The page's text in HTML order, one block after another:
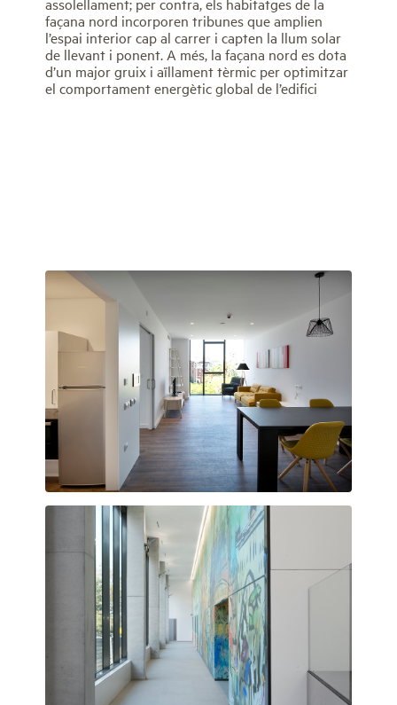
façana nord incorporen tribunes que amplien
l’espai interior cap al carrer i capten la llum solar
de llevant i ponent. A més, la façana nord es dota
d’un major gruix i aïllament tèrmic per optimitzar
el comportament energètic global de l’edifici
Apartament amb vistes a la plaça